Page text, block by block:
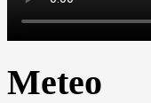
Meteo